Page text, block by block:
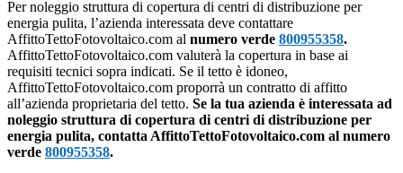
Per noleggio struttura di copertura di centri di distribuzione per
energia pulita, l’azienda interessata deve contattare
AffittoTettoFotovoltaico.com al numero verde 800955358.
AffittoTettoFotovoltaico.com valuterà la copertura in base ai
requisiti tecnici sopra indicati. Se il tetto è idoneo,
AffittoTettoFotovoltaico.com proporrà un contratto di affitto
all’azienda proprietaria del tetto. Se la tua azienda è interessata ad
noleggio struttura di copertura di centri di distribuzione per
energia pulita, contatta AffittoTettoFotovoltaico.com al numero
verde 800955358.